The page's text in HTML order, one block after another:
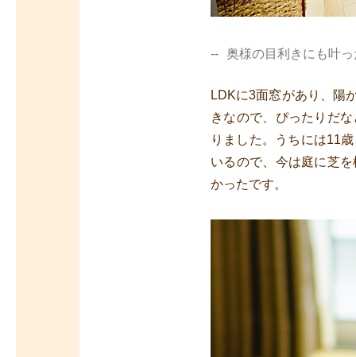
奥様の目利きにも叶
LDKに3面窓があり、陽
きなので、ぴったりだ
りました。うちには11
いるので、今は庭に芝
かったです。